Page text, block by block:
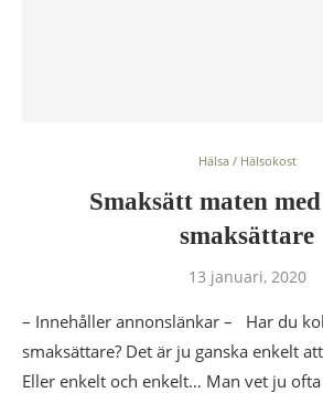
Hälsa / Hälsokost
Smaksätt maten
smaksättare
13 januari, 2020
– Innehåller annonslänkar – Har du
smaksättare? Det är ju ganska enkelt
Eller enkelt och enkelt… Man vet ju